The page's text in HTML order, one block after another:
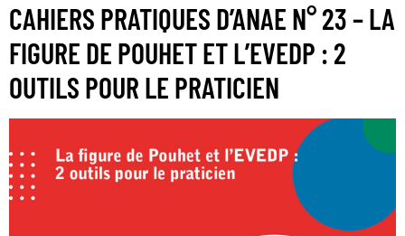
CAHIERS PRATIQUES D’ANAE N° 23 – LA
FIGURE DE POUHET ET L’EVEDP : 2
OUTILS POUR LE PRATICIEN